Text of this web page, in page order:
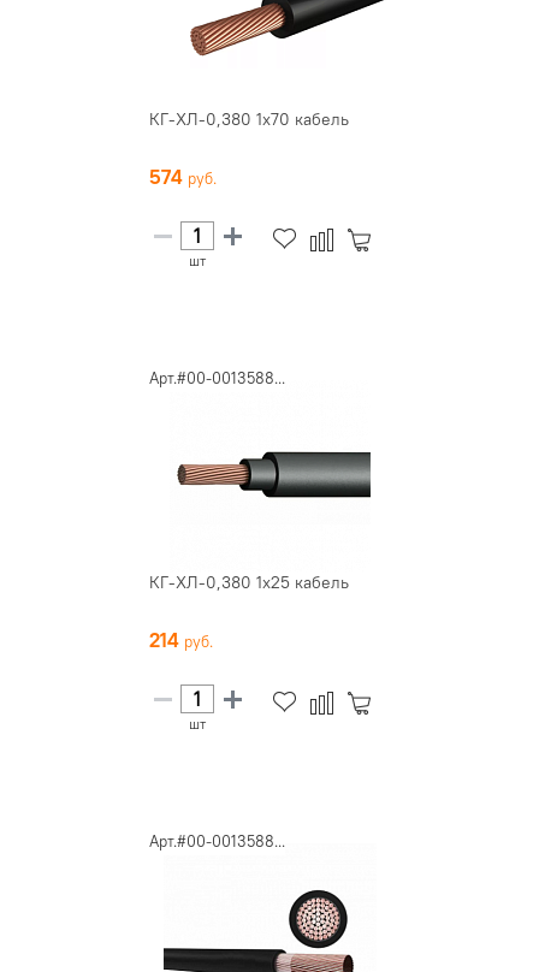
КГ-ХЛ-0,380 1х70 кабель
574
шт
Арт.#00-0013588...
КГ-ХЛ-0,380 1х25 кабель
214
шт
Арт.#00-0013588...